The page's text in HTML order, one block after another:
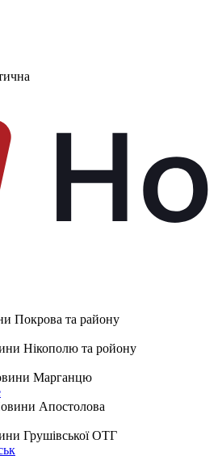
Покрова та району
Нікополю та ройону
Марганцю
Апостолова
Грушівської ОТГ